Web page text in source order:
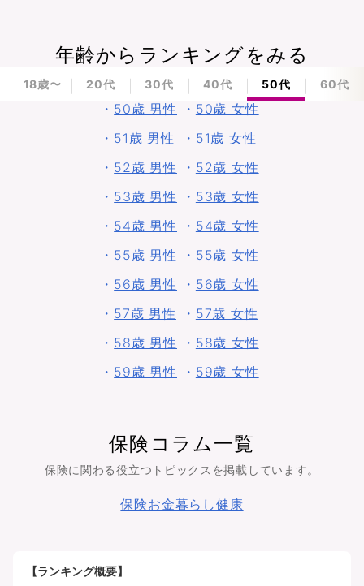
年齢からランキングをみる
18歳〜 20代 30代 40代 50代 60代
・ 50歳 男性
・ 51歳 男性
・ 52歳 男性
・ 53歳 男性
・ 54歳 男性
・ 55歳 男性
・ 56歳 男性
・ 57歳 男性
・ 58歳 男性
・ 59歳 男性
・ 50歳 女性
・ 51歳 女性
・ 52歳 女性
・ 53歳 女性
・ 54歳 女性
・ 55歳 女性
・ 56歳 女性
・ 57歳 女性
・ 58歳 女性
・ 59歳 女性
保険コラム一覧
保険に関わる役立つトピックスを掲載しています。
保険お金暮らし健康
【ランキング概要】